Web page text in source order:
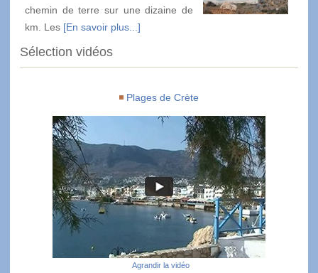
chemin de terre sur une dizaine de
km. Les [En savoir plus...]
Sélection vidéos
Plages de Crète
Agrandir la vidéo